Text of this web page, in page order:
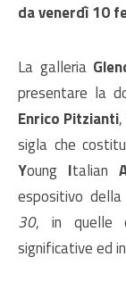
da venerdì 10
La galleria
presentare la
Enrico Pitzianti,
sigla che
Young Italian
espositivo
30, in quelle
significative ed